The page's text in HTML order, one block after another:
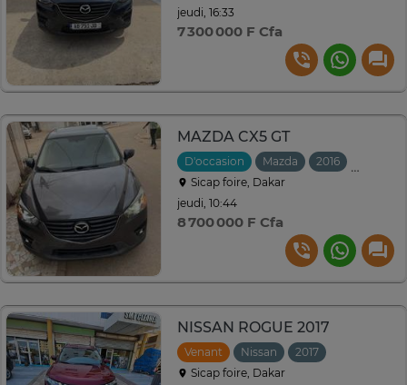
jeudi, 16:33
7 300 000 F Cfa
MAZDA CX5 GT
D'occasion Mazda 2016
Sicap foire, Dakar
jeudi, 10:44
8 700 000 F Cfa
NISSAN ROGUE 2017
Venant Nissan
2017
Sicap foire, Dakar